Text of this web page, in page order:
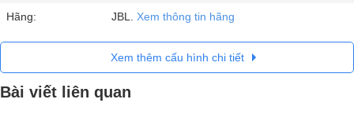
Hãng: JBL. Xem thông tin hãng
Xem thêm cấu hình chi tiết
Bài viết liên quan